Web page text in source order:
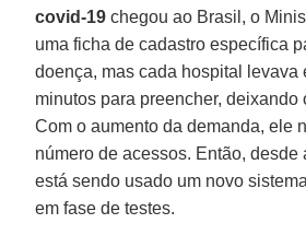
covid-19 chegou ao Brasil, o
uma ficha de cadastro específica
doença, mas cada hospital levava
minutos para preencher, deixando
Com o aumento da demanda, ele
número de acessos. Então, desde
está sendo usado um novo
em fase de testes.